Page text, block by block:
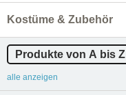
Kostüme & Zubehör
Produkte von A bis Z
alle anzeigen